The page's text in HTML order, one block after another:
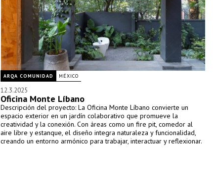
ARQA COMUNIDAD MÉXICO
12.3.2025
Oficina Monte Líbano
Descripción del proyecto: La Oficina Monte Líbano convierte un
espacio exterior en un jardín colaborativo que promueve la
creatividad y la conexión. Con áreas como un fire pit, comedor al
aire libre y estanque, el diseño integra naturaleza y funcionalidad,
creando un entorno armónico para trabajar, interactuar y reflexionar.